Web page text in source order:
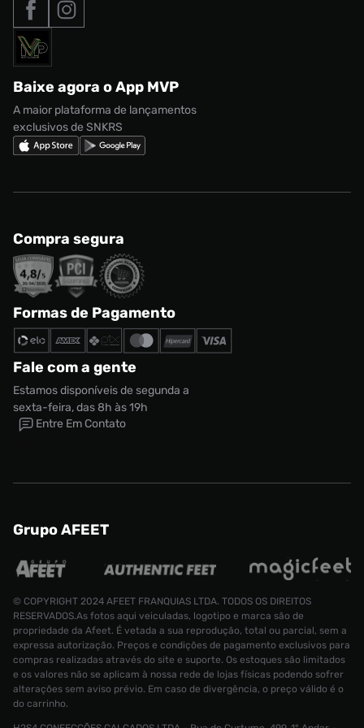
Roupas
Acessórios
Marcas
adidas Adi2000
adidas Campus
Nike Shox
Termos de uso
Política de privacidade
Regulamento CRM/ CASHBACK
Regulamento Cupom
Formas de Pagamento
Solicite seus dados
Baixe agora o App MVP
A maior plataforma de lançamentos
exclusivos de SNKRS
Compra segura
Formas de Pagamento
Fale com a gente
Estamos disponíveis de segunda a
sexta-feira, das 8h às 19h
Entre Em Contato
Grupo AFEET
© COPYRIGHT 2024 AFEET FRANQUIAS LTDA. TODOS OS DIREITOS
RESERVADOS.As fotos aqui veiculadas, logotipo e marca são de
propriedade da Afeet. É vetada a sua reprodução, total ou parcial, sem a
expressa autorização. Preços e condições de pagamento exclusivos para
compras realizadas através do site e suporte. Os estoques são limitados
e os valores não se aplicam à nossa rede de lojas físicas podendo sofrer
alterações sem aviso prévio. Em caso de divergência, o preço válido é o
do carrinho.